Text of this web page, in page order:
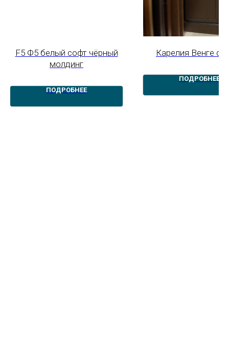
F5 Ф5 белый софт чёрный
молдинг
ПОДРОБНЕЕ
Карелия Венге
ПОДРОБНЕЕ